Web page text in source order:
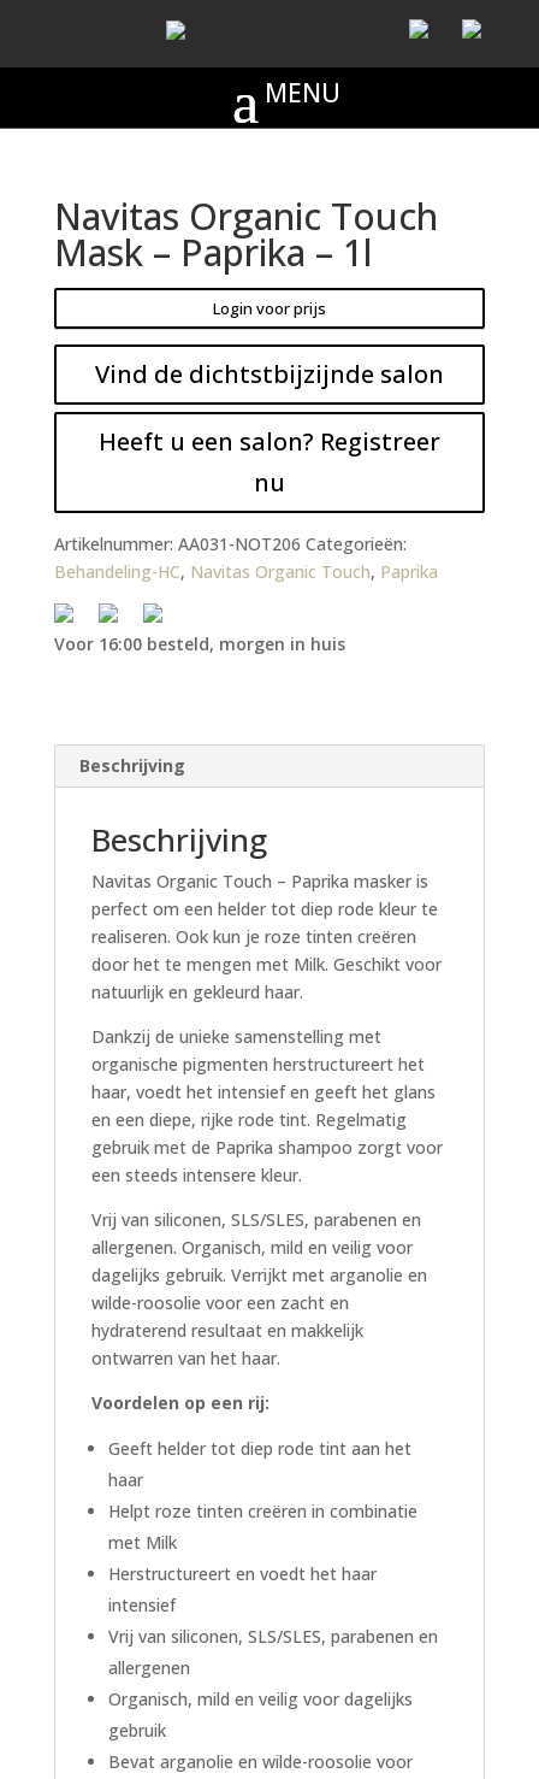
Navitas Organic Touch
Mask – Paprika – 1l
Login voor prijs
Vind de dichtstbijzijnde salon
Heeft u een salon? Registreer
nu
Artikelnummer: AA031-NOT206 Categorieën:
Behandeling-HC, Navitas Organic Touch, Paprika
Voor 16:00 besteld, morgen in huis
Beschrijving
Beschrijving
Navitas Organic Touch – Paprika masker is
perfect om een helder tot diep rode kleur te
realiseren. Ook kun je roze tinten creëren
door het te mengen met Milk. Geschikt voor
natuurlijk en gekleurd haar.
Dankzij de unieke samenstelling met
organische pigmenten herstructureert het
haar, voedt het intensief en geeft het glans
en een diepe, rijke rode tint. Regelmatig
gebruik met de Paprika shampoo zorgt voor
een steeds intensere kleur.
Vrij van siliconen, SLS/SLES, parabenen en
allergenen. Organisch, mild en veilig voor
dagelijks gebruik. Verrijkt met arganolie en
wilde-roosolie voor een zacht en
hydraterend resultaat en makkelijk
ontwarren van het haar.
Voordelen op een rij:
Geeft helder tot diep rode tint aan het
haar
Helpt roze tinten creëren in combinatie
met Milk
Herstructureert en voedt het haar
intensief
Vrij van siliconen, SLS/SLES, parabenen en
allergenen
Organisch, mild en veilig voor dagelijks
gebruik
Bevat arganolie en wilde-roosolie voor